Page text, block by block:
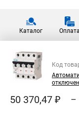
Каталог Оплата
Код
50 370,47 ₽ –